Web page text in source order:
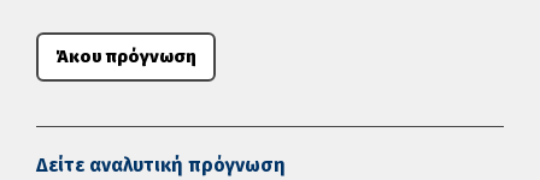
Άκου πρόγνωση
Δείτε αναλυτική πρόγνωση